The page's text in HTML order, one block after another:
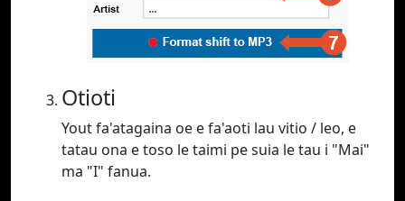
Otioti
Yout fa'atagaina oe e fa'aoti lau vitio / leo, e
tatau ona e toso le taimi pe suia le tau i "Mai"
ma "I" fanua.